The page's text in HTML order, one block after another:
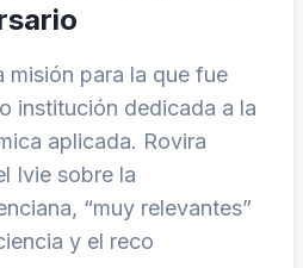
misión para la que fue
institución dedicada a la
aplicada. Rovira
Ivie sobre la
“muy relevantes”
y el reco